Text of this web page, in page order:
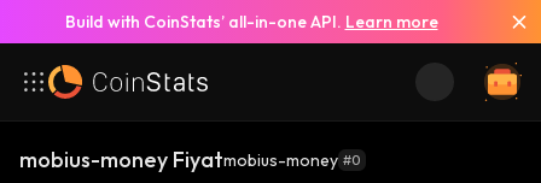
Build with CoinStats’ all-in-one API. Learn more
mobius-money Fiyatmobius-money #0